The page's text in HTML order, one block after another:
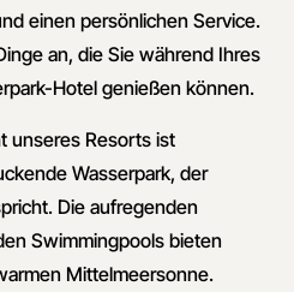
einen persönlichen Service.
an, die Sie während Ihres
Hotel genießen können.
unseres Resorts ist
Wasserpark, der
Die aufregenden
Swimmingpools bieten
Mittelmeersonne.